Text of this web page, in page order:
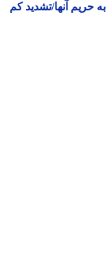
آنها/تشدید کم